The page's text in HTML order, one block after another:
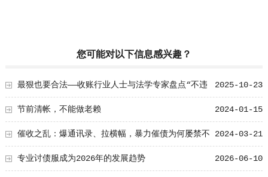
您可能对以下信息感兴趣？
2025-10-23
最狠也要合法——收账行业人士与法学专家盘点“不违
法”的强力要账方法 2024-01-15
节前清帐，不能做老赖
2024-03-21
催收之乱：爆通讯录、拉横幅，暴力催债为何屡禁不
止 2026-06-10
专业讨债服成为2026年的发展趋势